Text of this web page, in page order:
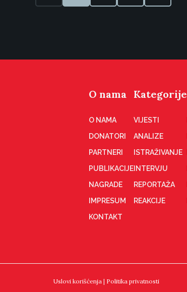
O nama
O NAMA
DONATORI
PARTNERI
PUBLIKACIJE
NAGRADE
IMPRESUM
KONTAKT
Kategorije
VIJESTI
ANALIZE
ISTRAŽIVANJE
INTERVJU
REPORTAŽA
REAKCIJE
Uslovi korišćenja | Politika privatnosti